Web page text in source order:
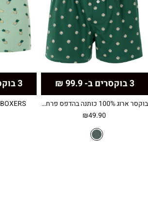
3 בוקסרים ב- 99.9 ₪
בוקסר ארוג 100% כותנה בהדפס פרחים – ירוק
₪49.90
3 בוקסרים ב- 99.9 ₪
BOXERS בצבע GREEN LIGHT